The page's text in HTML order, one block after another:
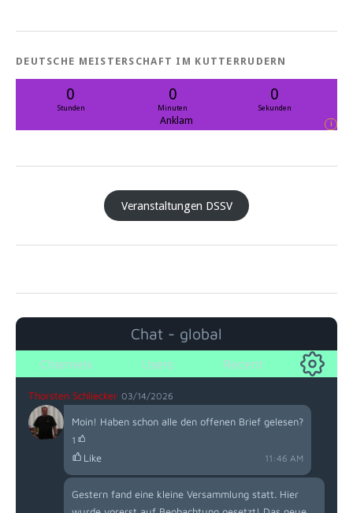
DEUTSCHE MEISTERSCHAFT IM KUTTERRUDERN
0
Stunden
0
Minuten
0
Sekunden
Anklam i
Veranstaltungen DSSV
Chat - global
Channels Users Recent
Thorsten Schliecker 03/14/2026
Moin! Haben schon alle den offenen Brief gelesen?
1
Like 11:46 AM
Gestern fand eine kleine Versammlung statt. Hier